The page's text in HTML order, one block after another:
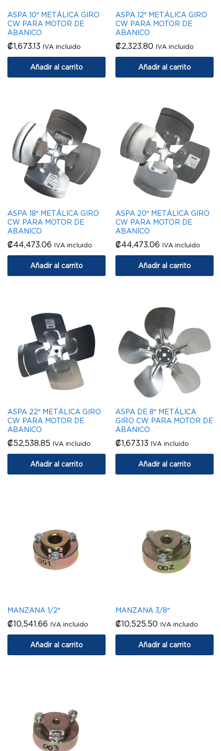
ASPA 10″ METÁLICA GIRO
CW PARA MOTOR DE
ABANICO
₡1,673.13 IVA incluido
Añadir al carrito
ASPA 12″ METÁLICA GIRO
CW PARA MOTOR DE
ABANICO
₡2,323.80 IVA incluido
Añadir al carrito
ASPA 18″ METÁLICA GIRO
CW PARA MOTOR DE
ABANICO
₡44,473.06 IVA incluido
Añadir al carrito
ASPA 20″ METÁLICA GIRO
CW PARA MOTOR DE
ABANICO
₡44,473.06 IVA incluido
Añadir al carrito
ASPA 22″ METÁLICA GIRO
CW PARA MOTOR DE
ABANICO
₡52,538.85 IVA incluido
Añadir al carrito
ASPA DE 8″ METÁLICA
GIRO CW PARA MOTOR DE
ABANICO
₡1,673.13 IVA incluido
Añadir al carrito
MANZANA 1/2″
₡10,541.66 IVA incluido
Añadir al carrito
MANZANA 3/8″
₡10,525.50 IVA incluido
Añadir al carrito